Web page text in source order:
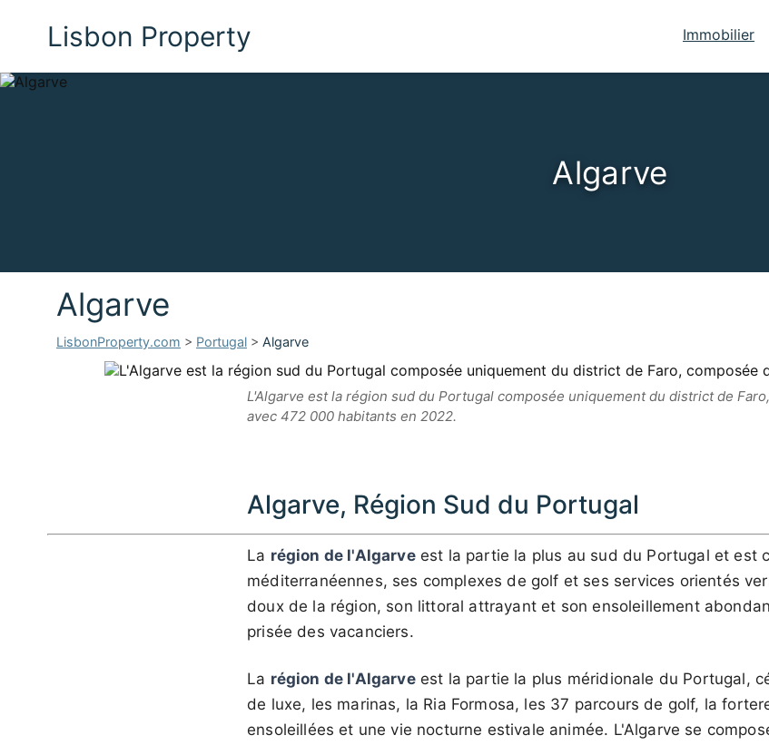
Lisbon Property Immobilier
Algarve
Algarve
LisbonProperty.com > Portugal > Algarve
L'Algarve est la région sud du Portugal composée uniquement du district de
avec 472 000 habitants en 2022.
Algarve, Région Sud du Portugal
La région de l'Algarveest la partie la plus au sud du Portugal et est
méditerranéennes, ses complexes de golf et ses services orientés
doux de la région, son littoral attrayant et son ensoleillement
prisée des vacanciers.
La région de l'Algarveest la partie la plus méridionale du Portugal,
de luxe, les marinas, la Ria Formosa, les 37 parcours de golf, la
ensoleillées et une vie nocturne estivale animée. L'Algarve se